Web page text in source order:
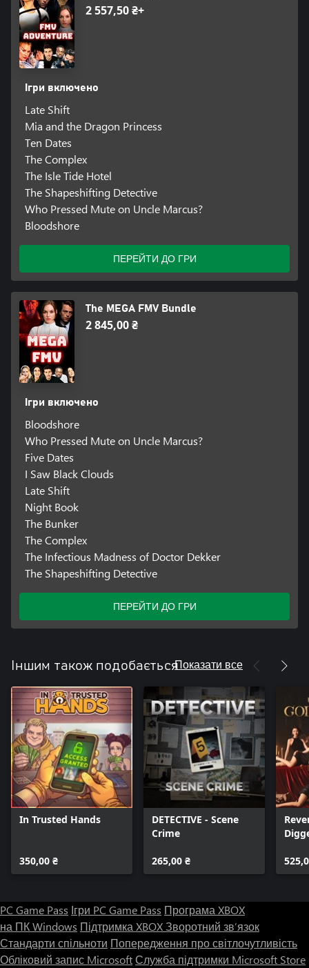
2 557,50 ₴+
Ігри включено
Late Shift
Mia and the Dragon Princess
Ten Dates
The Complex
The Isle Tide Hotel
The Shapeshifting Detective
Who Pressed Mute on Uncle Marcus?
Bloodshore
ПЕРЕЙТИ ДО ГРИ
The MEGA FMV Bundle
2 845,00 ₴
Ігри включено
Bloodshore
Who Pressed Mute on Uncle Marcus?
Five Dates
I Saw Black Clouds
Late Shift
Night Book
The Bunker
The Complex
The Infectious Madness of Doctor Dekker
The Shapeshifting Detective
ПЕРЕЙТИ ДО ГРИ
Іншим також подобаєтьсяПоказати все
In Trusted Hands
350,00 ₴
DETECTIVE - Scene
Crime
265,00 ₴
PC Game Pass Ігри PC Game Pass Програма XBOX
на ПК Windows Підтримка XBOXЗворотний зв’язок
Стандарти спільноти Попередження про світлочутливість
Обліковий запис MicrosoftСлужба підтримки Microsoft Store